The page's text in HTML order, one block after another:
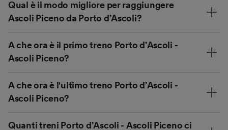
Qual è il modo migliore per raggiungere
Ascoli Piceno da Porto d’Ascoli?
A che ora è il primo treno Porto d’Ascoli -
Ascoli Piceno?
A che ora è l'ultimo treno Porto d’Ascoli -
Ascoli Piceno?
Quanti treni Porto d’Ascoli - Ascoli Piceno ci